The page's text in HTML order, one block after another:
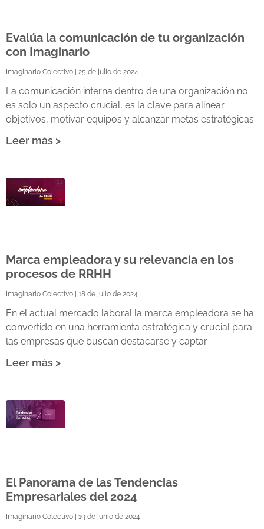
Evalúa la comunicación de tu organización
con Imaginario
Imaginario Colectivo 25 de julio de 2024
La comunicación interna dentro de una organización no
es solo un aspecto crucial, es la clave para alinear
objetivos, motivar equipos y alcanzar metas estratégicas.
Leer más >
Marca empleadora y su relevancia en los
procesos de RRHH
Imaginario Colectivo 18 de julio de 2024
En el actual mercado laboral la marca empleadora se ha
convertido en una herramienta estratégica y crucial para
las empresas que buscan destacarse y captar
Leer más >
El Panorama de las Tendencias
Empresariales del 2024
Imaginario Colectivo 19 de junio de 2024